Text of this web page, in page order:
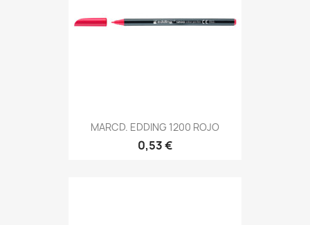
MARCD. EDDING 1200 ROJO
0,53 €